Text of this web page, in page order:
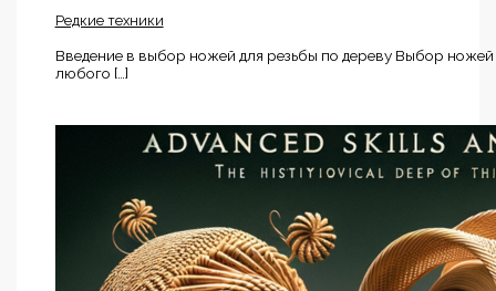
Редкие техники
Введение в выбор ножей для резьбы по дереву Выбор
любого […]